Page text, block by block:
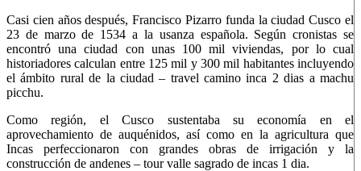
Casi cien años después, Francisco Pizarro funda la ciudad Cusco el
23 de marzo de 1534 a la usanza española. Según cronistas se
encontró una ciudad con unas 100 mil viviendas, por lo cual
historiadores calculan entre 125 mil y 300 mil habitantes incluyendo
el ámbito rural de la ciudad – travel camino inca 2 dias a machu
picchu.
Como región, el Cusco sustentaba su economía en el
aprovechamiento de auquénidos, así como en la agricultura que
Incas perfeccionaron con grandes obras de irrigación y la
construcción de andenes – tour valle sagrado de incas 1 dia.